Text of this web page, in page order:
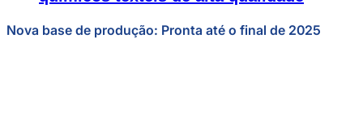
Nova base de produção: Pronta até o final de 2025